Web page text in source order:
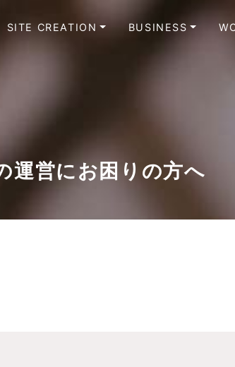
SITE CREATION BUSINESS
運営にお困りの方へ